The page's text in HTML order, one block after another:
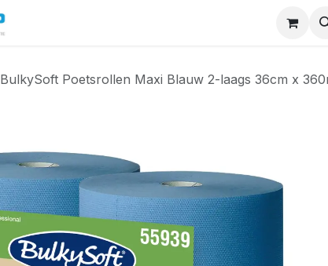
BulkySoft Poetsrollen Maxi Blauw 2-laags 36cm x